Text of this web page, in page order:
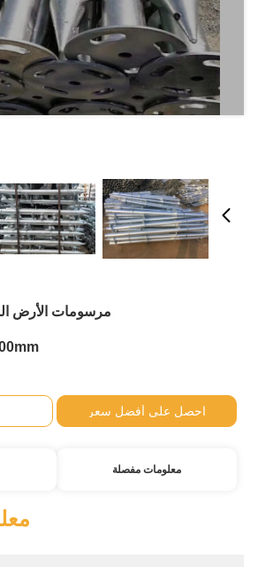
مرسومات الأرض
احصل على أفضل سعر
معلومات مفصلة